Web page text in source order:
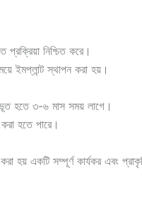
প্রক্রিয়া নিশ্চিত করে।
ইমপ্লান্ট স্থাপন করা হয়।
হতে ৩-৬ মাস সময় লাগে।
হতে পারে।
হয় একটি সম্পূর্ণ কার্যকর এবং